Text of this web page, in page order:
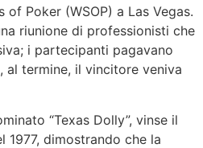
of Poker (WSOP) a Las Vegas.
riunione di professionisti che
i partecipanti pagavano
al termine, il vincitore veniva
“Texas Dolly”, vinse il
1977, dimostrando che la